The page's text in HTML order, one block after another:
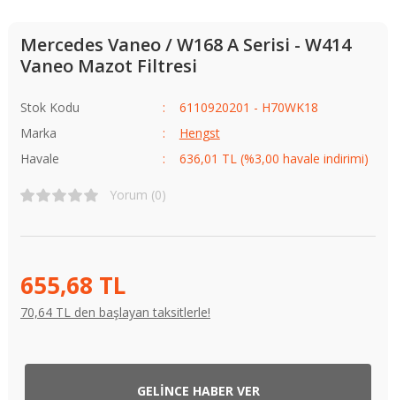
Mercedes Vaneo / W168 A Serisi - W414
Vaneo Mazot Filtresi
Stok Kodu
6110920201 - H70WK18
Marka
Hengst
Havale
636,01 TL (%3,00 havale indirimi)
Yorum (0)
655,68 TL
70,64 TL den başlayan taksitlerle!
GELİNCE HABER VER